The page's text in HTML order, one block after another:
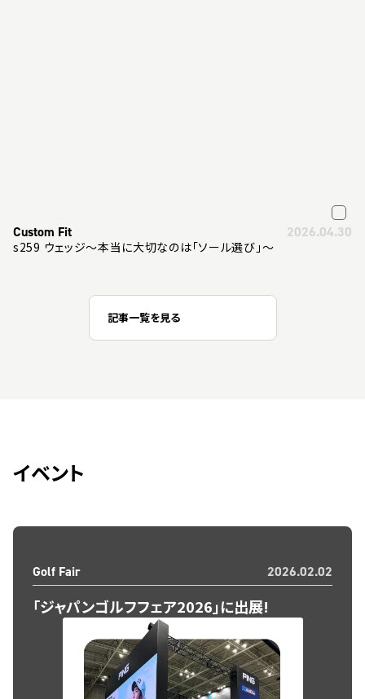
Custom Fit 2026.04.30
s259 ウェッジ～本当に大切なのは「ソール選び」～
記事一覧を見る
イベント
Golf Fair 2026.02.02
「ジャパンゴルフフェア2026」に出展!